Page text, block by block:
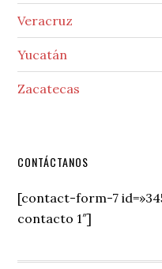
Veracruz
Yucatán
Zacatecas
Secondary
Sidebar
CONTÁCTANOS
[contact-form-7
contacto 1″]